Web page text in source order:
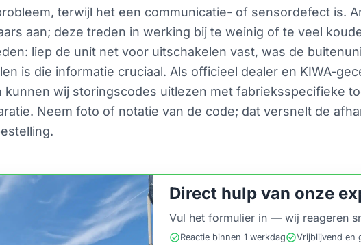
terwijl het een communicatie- of sensordefect is.
aan; deze treden in werking bij te weinig of te veel
liep de unit net voor uitschakelen vast, was de
is die informatie cruciaal. Als officieel dealer en KIWA-
kunnen wij storingscodes uitlezen met fabrieksspecifieke
Neem foto of notatie van de code; dat versnelt de
Direct hulp van onze
Vul het formulier in — wij reageren
check_circleReactie binnen 1 werkdagcheck_circleVrijblijvend en